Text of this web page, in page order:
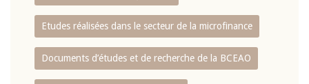
Etudes réalisées dans le secteur de la microfinance
Documents d’études et de recherche de la BCEAO